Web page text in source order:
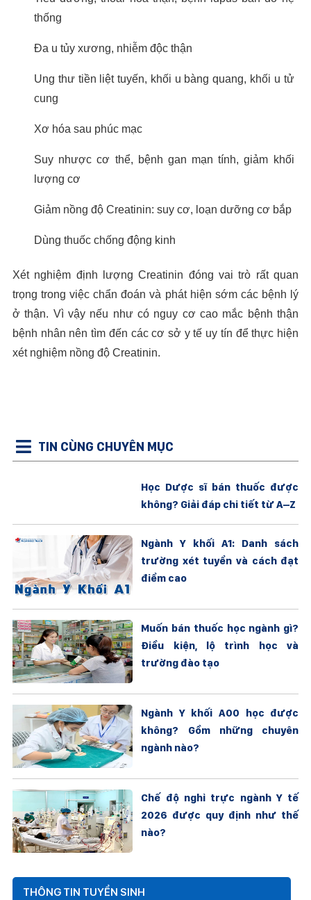
thống
Đa u tủy xương, nhiễm độc thận
Ung thư tiền liệt tuyến, khối u bàng quang, khối u tử
cung
Xơ hóa sau phúc mạc
Suy nhược cơ thể, bệnh gan mạn tính, giảm khối
lượng cơ
Giảm nồng độ Creatinin: suy cơ, loạn dưỡng cơ bắp
Dùng thuốc chống động kinh
Xét nghiệm định lượng Creatinin đóng vai trò rất quan
trọng trong việc chẩn đoán và phát hiện sớm các bệnh lý
ở thận. Vì vậy nếu như có nguy cơ cao mắc bệnh thận
bệnh nhân nên tìm đến các cơ sở y tế uy tín để thực hiện
xét nghiệm nồng độ Creatinin.
TIN CÙNG CHUYÊN MỤC
Học Dược sĩ bán thuốc được
không? Giải đáp chi tiết từ A–Z
Ngành Y khối A1: Danh sách
trường xét tuyển và cách đạt
điểm cao
Muốn bán thuốc học ngành gì?
Điều kiện, lộ trình học và
trường đào tạo
Ngành Y khối A00 học được
không? Gồm những chuyên
ngành nào?
Chế độ nghỉ trực ngành Y tế
2026 được quy định như thế
nào?
THÔNG TIN TUYỂN SINH